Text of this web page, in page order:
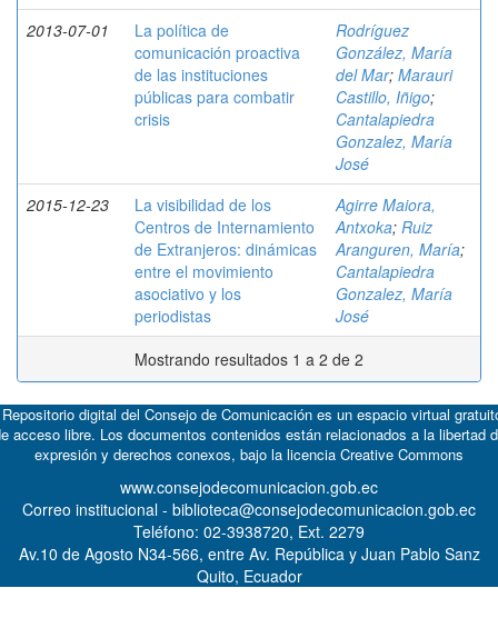
2013-07-01
La política de
comunicación proactiva
de las instituciones
públicas para combatir
crisis
Rodríguez
González, María
del Mar; Marauri
Castillo, Iñigo;
Cantalapiedra
Gonzalez, María
José
2015-12-23
La visibilidad de los
Centros de Internamiento
de Extranjeros: dinámicas
entre el movimiento
asociativo y los
periodistas
Agirre Maiora,
Antxoka; Ruiz
Aranguren, María;
Cantalapiedra
Gonzalez, María
José
Mostrando resultados 1 a 2 de 2
digital del Consejo de Comunicación es un espacio virtual
acceso libre. Los documentos contenidos están relacionados a la libertad
expresión y derechos conexos, bajo la licencia Creative Commons
www.consejodecomunicacion.gob.ec
Correo institucional - biblioteca@consejodecomunicacion.gob.ec
Teléfono: 02-3938720, Ext. 2279
Av.10 de Agosto N34-566, entre Av. República y Juan Pablo Sanz
Quito, Ecuador